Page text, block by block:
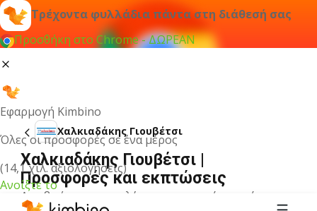
Τρέχοντα φυλλάδια πάντα στη διάθεσή σας
Προσθήκη στο Chrome - ΔΩΡΕΑΝ
Εφαρμογή Kimbino
Όλες οι προσφορές σε ένα μέρος
(14,1 χιλ. αξιολογήσεις)
Ανοίξτε το
Χαλκιαδάκης Γιουβέτσι
Χαλκιαδάκης Γιουβέτσι |
Προσφορές και εκπτώσεις
Δεν βρήκαμε αποτελέσματα για αυτόν τον όρο.